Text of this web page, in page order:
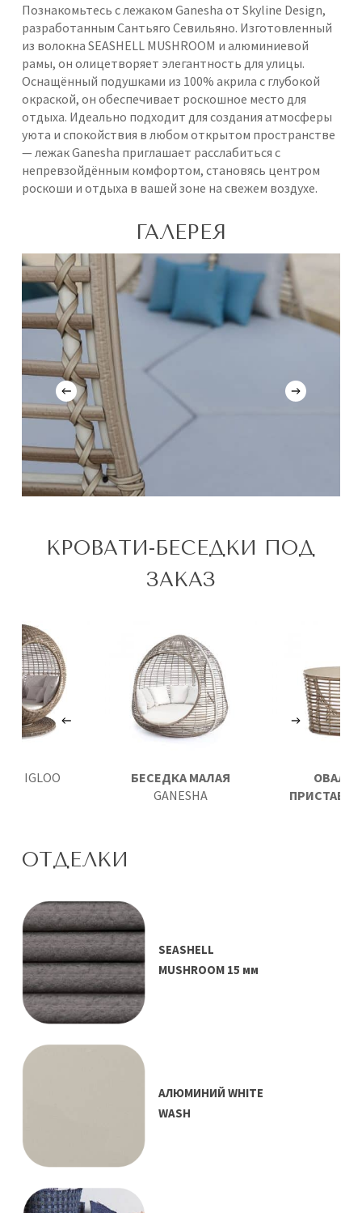
Познакомьтесь с лежаком Ganesha от Skyline Design,
разработанным Сантьяго Севильяно. Изготовленный
из волокна SEASHELL MUSHROOM и алюминиевой
рамы, он олицетворяет элегантность для улицы.
Оснащённый подушками из 100% акрила с глубокой
окраской, он обеспечивает роскошное место для
отдыха. Идеально подходит для создания атмосферы
уюта и спокойствия в любом открытом пространстве
— лежак Ganesha приглашает расслабиться с
непревзойдённым комфортом, становясь центром
роскоши и отдыха в вашей зоне на свежем воздухе.
ГАЛЕРЕЯ
КРОВАТИ-БЕСЕДКИ ПОД
ЗАКАЗ
БЕСЕДКА МАЛАЯ
GANESHA
IGLOO
ОТДЕЛКИ
SEASHELL
MUSHROOM 15 мм
АЛЮМИНИЙ WHITE
WASH